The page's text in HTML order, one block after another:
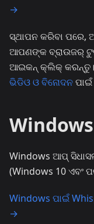
→
ସ୍ଥାପନ କରିବା
ଆପଣଙ୍କ ବ୍ରାଉଜର୍
ଆଇକନ୍ କ୍ଲିକ୍ କରନ୍ତୁ।
ଭିଡିଓ ଓ ବିନୋଦନ
Windows
Windows ଆପ୍
(Windows 10 ଏବଂ
Windows ପାଇଁ
→